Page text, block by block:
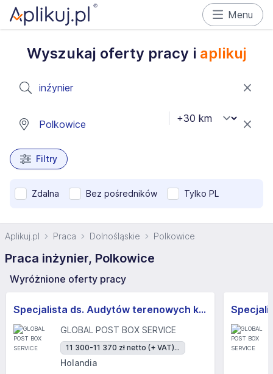
Menu
Wyszukaj oferty pracy i aplikuj
Filtry
Zdalna Bez pośredników Tylko PL
Aplikuj.pl Praca Dolnośląskie Polkowice
Praca inżynier, Polkowice
Wyróżnione oferty pracy
Specjalista ds. Audytów terenowych k/m
GLOBAL POST BOX SERVICE
11 300-11 370 zł netto (+ VAT)...
Holandia